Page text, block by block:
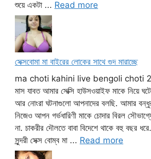
শুয়ে একটা ... Read more
সেক্সবোমা মা বাইরের লোকের সাথে গুদ মারাচ্ছে
ma choti kahini live bengoli choti
মাস যাবত আমার সেক্সি হাউসওয়াইফ মাকে নিয়ে
আর নোংরা ঘটনাগুলো আপনাদের বলছি. আমার
নিজেও আপন গর্ভধারিণী মাকে চোদার বিরল
না. চাকরীর দৌলতে বাবা বিদেশে থাকে বহু বছর
সুন্দরী সেক্স বোম্ব মা ... Read more